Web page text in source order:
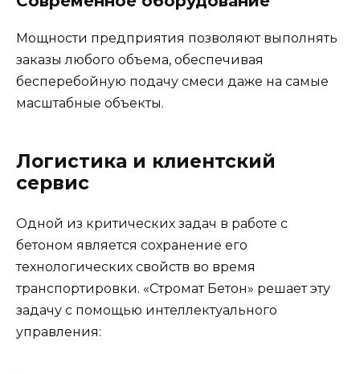
Мощности предприятия позволяют выполнять
заказы любого объема, обеспечивая
бесперебойную подачу смеси даже на самые
масштабные объекты.
Логистика и клиентский
сервис
Одной из критических задач в работе с
бетоном является сохранение его
технологических свойств во время
транспортировки. «Стромат Бетон» решает эту
задачу с помощью интеллектуального
управления: